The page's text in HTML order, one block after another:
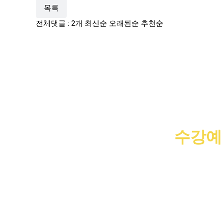
목록
전체댓글 : 2개 최신순 오래된순 추천순
수강